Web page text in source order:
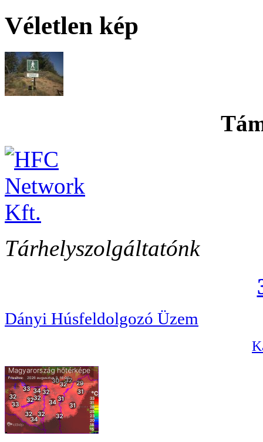
Véletlen kép
Tárhelyszolgáltatónk
Dányi Húsfeldolgozó Üzem